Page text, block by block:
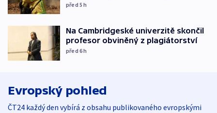
před 5h
Na Cambridgeské univerzitě skončil
profesor obviněný z plagiátorství
před 6h
Evropský pohled
ČT24 každý den vybírá z obsahu publikovaného evropskými